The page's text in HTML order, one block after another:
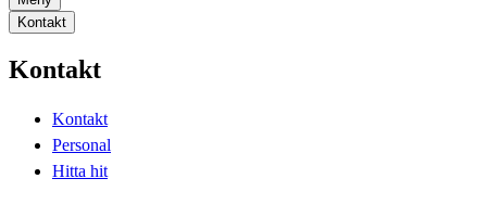
Kontakt
Kontakt
Kontakt
Personal
Hitta hit